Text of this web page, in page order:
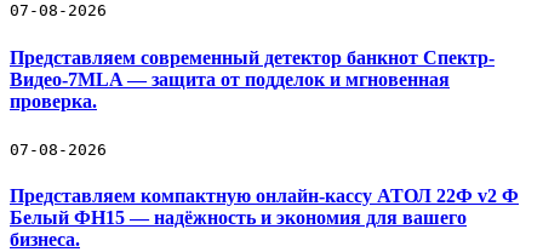
07-08-2026
Представляем современный детектор банкнот Спектр-
Видео-7МLA — защита от подделок и мгновенная
проверка.
07-08-2026
Представляем компактную онлайн-кассу АТОЛ 22Ф v2 Ф
Белый ФН15 — надёжность и экономия для вашего
бизнеса.